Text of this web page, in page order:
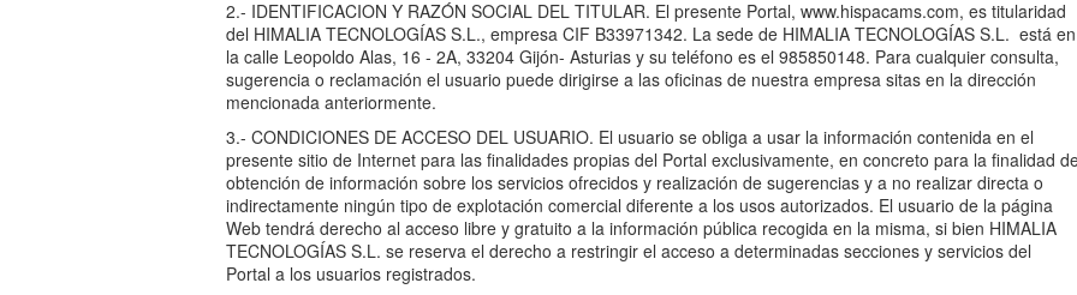
2.- IDENTIFICACION Y RAZÓN SOCIAL DEL TITULAR. El presente Portal, www.hispacams.com, es titularidad
del HIMALIA TECNOLOGÍAS S.L., empresa CIF B33971342. La sede de HIMALIA TECNOLOGÍAS S.L. está en
la calle Leopoldo Alas, 16 - 2A, 33204 Gijón- Asturias y su teléfono es el 985850148. Para cualquier consulta,
sugerencia o reclamación el usuario puede dirigirse a las oficinas de nuestra empresa sitas en la dirección
mencionada anteriormente.
3.- CONDICIONES DE ACCESO DEL USUARIO. El usuario se obliga a usar la información contenida en el
presente sitio de Internet para las finalidades propias del Portal exclusivamente, en concreto para la finalidad
obtención de información sobre los servicios ofrecidos y realización de sugerencias y a no realizar directa o
indirectamente ningún tipo de explotación comercial diferente a los usos autorizados. El usuario de la página
Web tendrá derecho al acceso libre y gratuito a la información pública recogida en la misma, si bien HIMALIA
TECNOLOGÍAS S.L. se reserva el derecho a restringir el acceso a determinadas secciones y servicios del
Portal a los usuarios registrados.